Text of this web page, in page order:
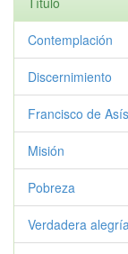
Contemplación
Discernimiento
Francisco de Asís
Misión
Pobreza
Verdadera